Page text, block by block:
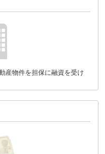
産物件を担保に融資を受け